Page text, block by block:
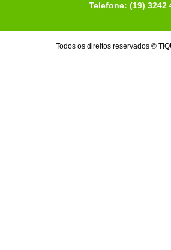
Telefone: (19) 3242
Todos os direitos reservados ©